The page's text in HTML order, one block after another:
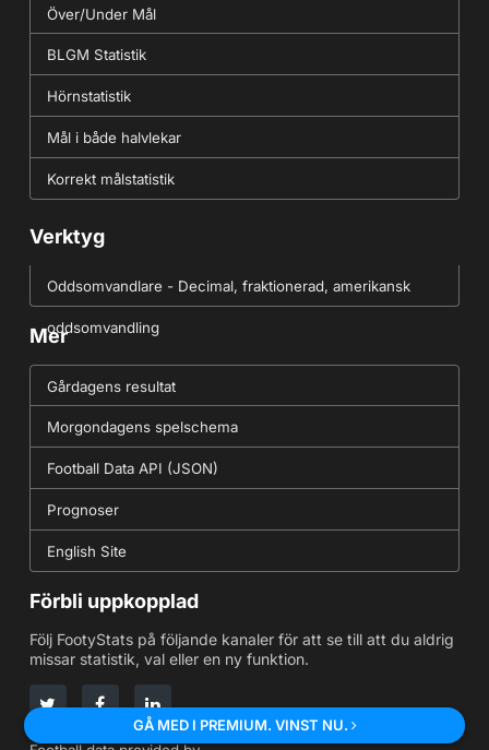
Över/Under Mål
BLGM Statistik
Hörnstatistik
Mål i både halvlekar
Korrekt målstatistik
Verktyg
Oddsomvandlare - Decimal, fraktionerad, amerikansk
oddsomvandling
Mer
Gårdagens resultat
Morgondagens spelschema
Football Data API (JSON)
Prognoser
English Site
Förbli uppkopplad
Följ FootyStats på följande kanaler för att se till att du aldrig
missar statistik, val eller en ny funktion.
GÅ MED I PREMIUM. VINST NU.